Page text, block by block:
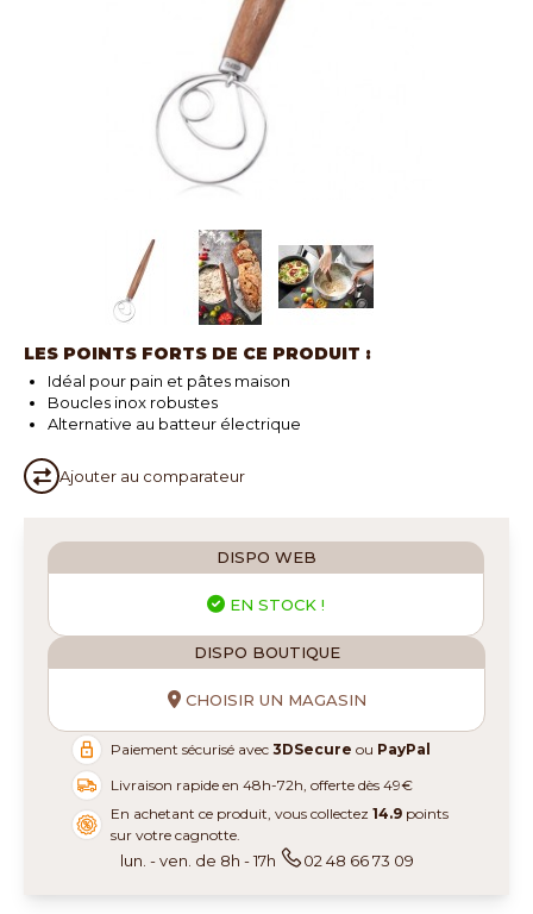
LES POINTS FORTS DE CE PRODUIT :
Idéal pour pain et pâtes maison
Boucles inox robustes
Alternative au batteur électrique
Ajouter au comparateur
DISPO WEB
EN STOCK !
DISPO BOUTIQUE
CHOISIR UN MAGASIN
Paiement sécurisé avec3DSecure ou PayPal
Livraison rapide en 48h-72h, offerte dès 49€
En achetant ce produit, vous collectez14.9 points
sur votre cagnotte.
lun. - ven. de 8h - 17h 02 48 66 73 09